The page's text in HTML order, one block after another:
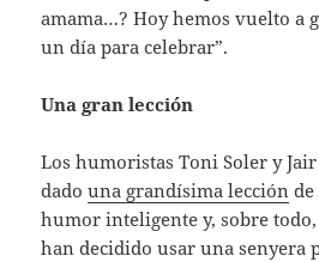
amama…? Hoy hemos vuelto a
un día para celebrar”.
Una gran lección
Los humoristas Toni Soler y
dadouna grandísima lección
humor inteligente y, sobre
han decidido usar una senyera